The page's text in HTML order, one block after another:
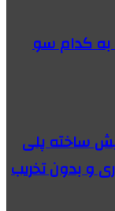
به کدام سو
ساخته پلی
و بدون تخریب